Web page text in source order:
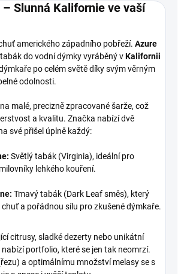
– Slunná Kalifornie ve vaší
amerického západního pobřeží. Azure
do vodní dýmky vyráběný vKalifornii
po celém světě díky svým věrným
odolnosti.
malé, precizně zpracované šarže, což
a kvalitu. Značka nabízí dvě
své přišel úplně každý:
Světlý tabák (Virginia), ideální pro
lehkého kouření.
Tmavý tabák (Dark Leaf směs), který
a pořádnou sílu pro zkušené dýmkaře.
citrusy, sladké dezerty nebo unikátní
nabízí portfolio, které se jen tak neomrzí.
a optimálnímu množství melasy se s